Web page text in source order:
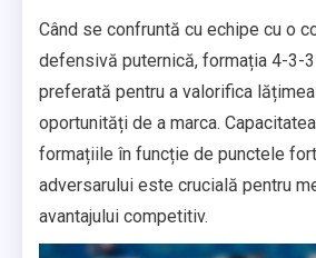
Când se confruntă cu echipe cu o
defensivă puternică, formația 4-3-
preferată pentru a valorifica
oportunități de a marca.
formațiile în funcție de punctele
adversarului este crucială pentru
avantajului competitiv.